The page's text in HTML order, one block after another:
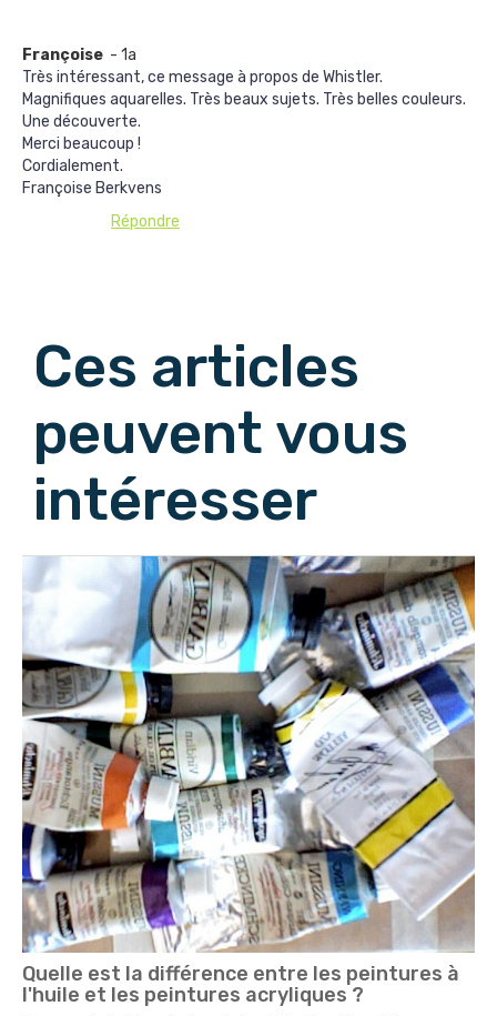
Françoise - 1a
Très intéressant, ce message à propos de Whistler.
Magnifiques aquarelles. Très beaux sujets. Très belles couleurs.
Une découverte.
Merci beaucoup !
Cordialement.
Françoise Berkvens
Répondre
Ces articles
peuvent vous
intéresser
Quelle est la différence entre les peintures à
l'huile et les peintures acryliques ?